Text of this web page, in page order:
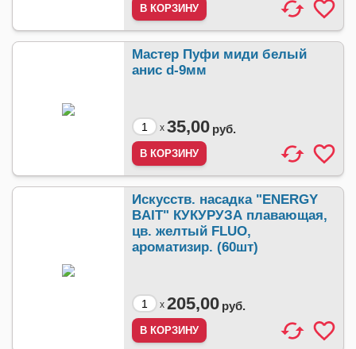
Мастер Пуфи миди белый
анис d-9мм
x 35,00 руб.
Искусств. насадка "ENERGY
BAIT" КУКУРУЗА плавающая,
цв. желтый FLUO,
ароматизир. (60шт)
x 205,00 руб.